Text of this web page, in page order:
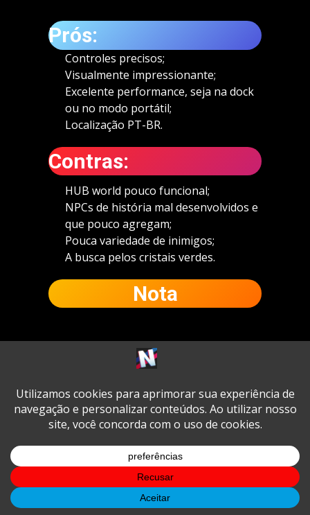
Prós:
Controles precisos;
Visualmente impressionante;
Excelente performance, seja na dock
ou no modo portátil;
Localização PT-BR.
Contras:
HUB world pouco funcional;
NPCs de história mal desenvolvidos e
que pouco agregam;
Pouca variedade de inimigos;
A busca pelos cristais verdes.
Nota
7,5
Tags: FPS
Tiro